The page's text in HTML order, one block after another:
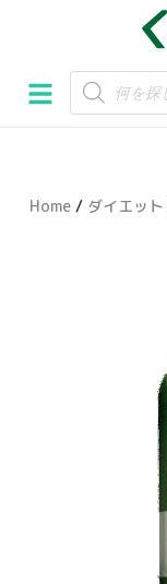
ン
テ
スHome / ダイエット